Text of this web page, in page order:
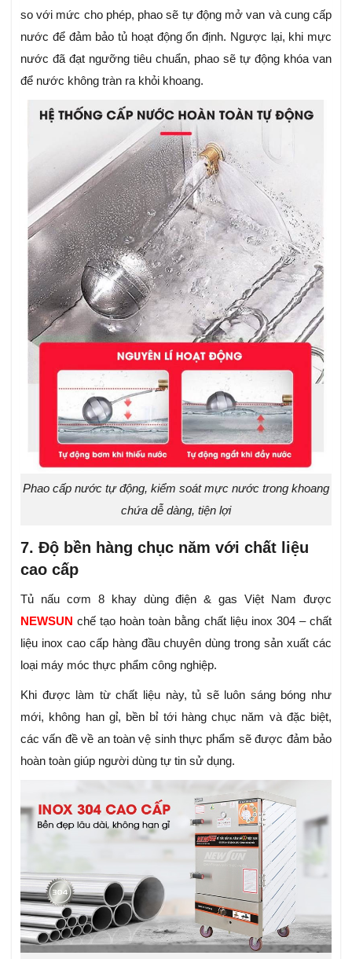
so với mức cho phép, phao sẽ tự động mở van và cung cấp
nước để đảm bảo tủ hoạt động ổn định. Ngược lại, khi mực
nước đã đạt ngưỡng tiêu chuẩn, phao sẽ tự động khóa van
để nước không tràn ra khỏi khoang.
Phao cấp nước tự động, kiểm soát mực nước trong khoang
chứa dễ dàng, tiện lợi
7. Độ bền hàng chục năm với chất liệu
cao cấp
Tủ nấu cơm 8 khay dùng điện & gas Việt Nam được
NEWSUN chế tạo hoàn toàn bằng chất liệu inox 304 – chất
liệu inox cao cấp hàng đầu chuyên dùng trong sản xuất các
loại máy móc thực phẩm công nghiệp.
Khi được làm từ chất liệu này, tủ sẽ luôn sáng bóng như
mới, không han gỉ, bền bỉ tới hàng chục năm và đặc biệt,
các vấn đề về an toàn vệ sinh thực phẩm sẽ được đảm bảo
hoàn toàn giúp người dùng tự tin sử dụng.